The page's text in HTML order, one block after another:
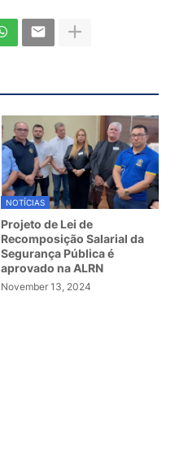
NOTÍCIAS
Projeto de Lei de
Recomposição Salarial da
Segurança Pública é
aprovado na ALRN
November 13, 2024